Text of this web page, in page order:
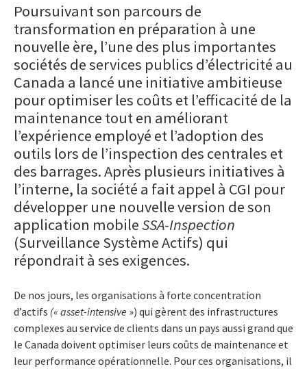
Poursuivant son parcours de
transformation en préparation à une
nouvelle ère, l’une des plus importantes
sociétés de services publics d’électricité au
Canada a lancé une initiative ambitieuse
pour optimiser les coûts et l’efficacité de la
maintenance tout en améliorant
l’expérience employé et l’adoption des
outils lors de l’inspection des centrales et
des barrages. Après plusieurs initiatives à
l’interne, la société a fait appel à CGI pour
développer une nouvelle version de son
application mobileSSA-Inspection
(Surveillance Système Actifs) qui
répondrait à ses exigences.
De nos jours, les organisations à forte concentration
d’actifs (« asset-intensive ») qui gèrent des infrastructures
complexes au service de clients dans un pays aussi grand que
le Canada doivent optimiser leurs coûts de maintenance et
leur performance opérationnelle. Pour ces organisations, il